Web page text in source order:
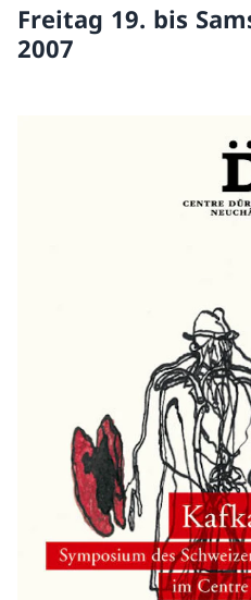
Freitag 19. bis
2007